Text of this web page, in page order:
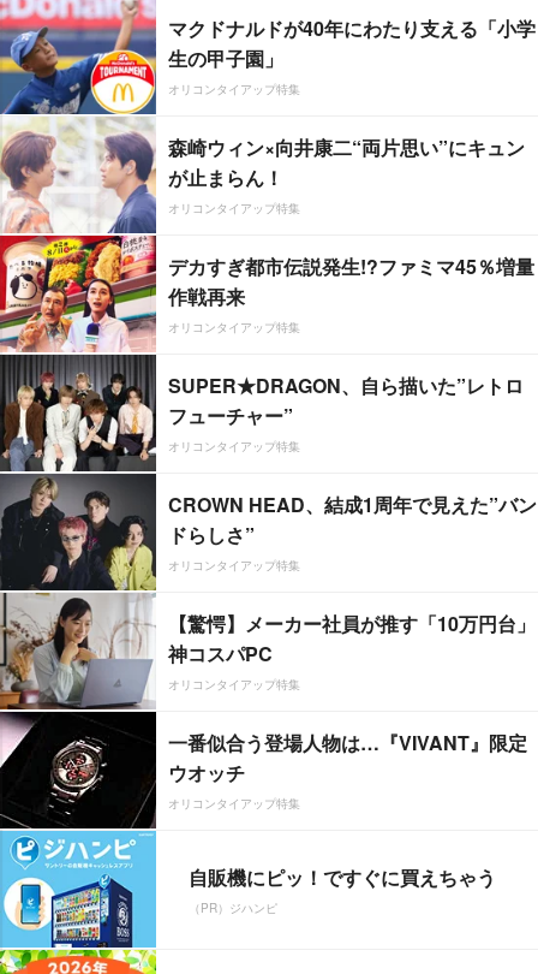
マクドナルドが40年にわたり支える「小学
生の甲子園」
オリコンタイアップ特集
森崎ウィン×向井康二“両片思い”にキュン
が止まらん！
オリコンタイアップ特集
デカすぎ都市伝説発生!?ファミマ45％増量
作戦再来
オリコンタイアップ特集
SUPER★DRAGON、自ら描いた”レトロ
フューチャー”
オリコンタイアップ特集
CROWN HEAD、結成1周年で見えた”バン
ドらしさ”
オリコンタイアップ特集
【驚愕】メーカー社員が推す「10万円台」
神コスパPC
オリコンタイアップ特集
一番似合う登場人物は…『VIVANT』限定
ウオッチ
オリコンタイアップ特集
自販機にピッ！ですぐに買えちゃう
（PR）ジハンピ